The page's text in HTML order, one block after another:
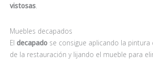
vistosas.
Muebles decapados
El decapado se consigue aplicando la
de la restauración y lijando el mueble para